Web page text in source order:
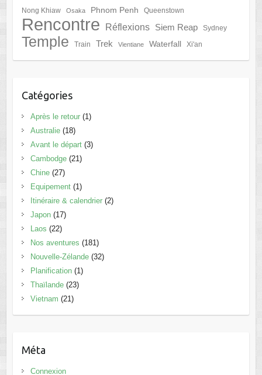
Nong Khiaw Osaka Phnom Penh Queenstown
Rencontre Réflexions Siem Reap Sydney
Temple Train Trek Vientiane Waterfall Xi'an
Catégories
Après le retour(1)
Australie(18)
Avant le départ(3)
Cambodge(21)
Chine(27)
Equipement(1)
Itinéraire & calendrier(2)
Japon(17)
Laos (22)
Nos aventures (181)
Nouvelle-Zélande(32)
Planification(1)
Thaïlande(23)
Vietnam (21)
Méta
Connexion